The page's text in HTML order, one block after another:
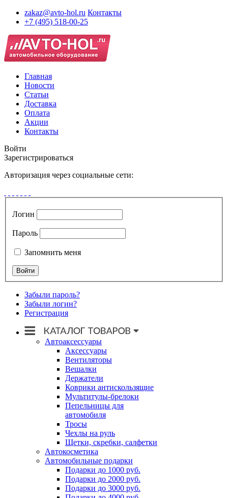
zakaz@avto-hol.ru Контакты
+7 (495) 518-00-25
Главная
Новости
Статьи
Доставка
Оплата
Акции
Контакты
Войти
Зарегистрироваться
Авторизация через социальные сети:
Логин
Пароль
Запомнить меня
Забыли пароль?
Забыли логин?
Регистрация
Автоаксессуары
Аксессуары
Вентиляторы
Вешалки
Держатели
Коврики антискользящие
Мультитулы-брелоки
Пепельницы для
автомобиля
Тросы
Чехлы на руль
Щетки, скребки, салфетки
Автокосметика
Автомобильные подарки
Подарки до 1000 руб.
Подарки до 2000 руб.
Подарки до 3000 руб.